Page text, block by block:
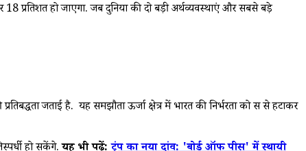
प्रतिशत हो जाएगा. जब दुनिया की दो बड़ी अर्थव्यवस्थाएं और सबसे बड़े
जताई है. यह समझौता ऊर्जा क्षेत्र में भारत की निर्भरता को रूस से हटाकर